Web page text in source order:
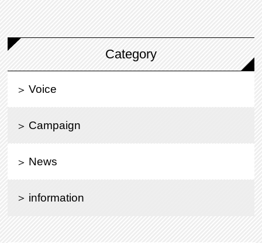
Category
Voice
Campaign
News
information